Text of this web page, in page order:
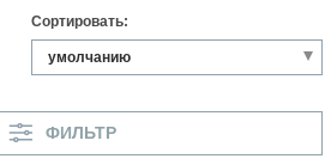
Сортировать:
ФИЛЬТР